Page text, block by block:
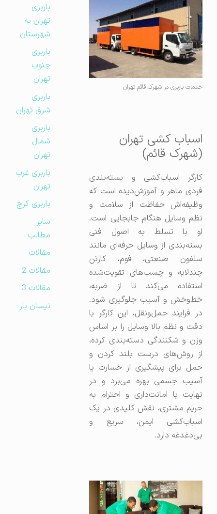
خدمات باربری در شهرک قائم تهران
اسباب کشی تهران
(شهرک قائم)
کارگر اسباب‌کشی و بسته‌بندی
فردی ماهر و آموزش‌دیده است که
وظیفه‌اش حفاظت از سلامت و
نظم وسایل هنگام جابجایی است.
او با تسلط به اصول فنی
بسته‌بندی از وسایل حرفه‌ای مانند
سلفون صنعتی، فوم، کارتن
چندلایه و چسب‌های تقویت‌شده
استفاده می‌کند تا از ضربه،
خط‌وخش و آسیب جلوگیری شود.
در فرایند حمل‌ونقل، این کارگر با
دقت و نظم بالا وسایل را بر اساس
وزن و شکنندگی دسته‌بندی کرده،
از روش‌های درست بلند کردن و
حمل برای پیشگیری از خسارت یا
آسیب جسمی بهره می‌برد و در
نهایت با امانت‌داری و احترام به
حریم مشتری، نقش کلیدی در یک
اسباب‌کشی ایمن، سریع و
بی‌دغدغه دارد.
باربری
تهران به
شهرستان
باربری
جنوب
تهران
باربری
شرق تهران
باربری
شمال
تهران
باربری غرب
تهران
باربری کرج
مطالب
مقالات
مقالات 2
مقالات 3
نیسان بار